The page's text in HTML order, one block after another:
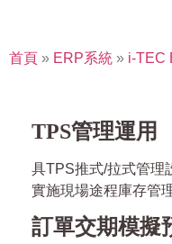
首頁 » ERP系統 » i-TEC
TPS管理運用
具TPS推式/拉式管理
實施現場途程庫存管
訂單交期模擬